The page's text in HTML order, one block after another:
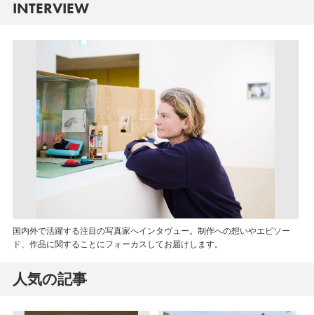
INTERVIEW
国内外で活躍する注目の写真家へインタヴュー。制作への想いやエピソー
ド、作品に関することにフォーカスしてお届けします。
人気の記事